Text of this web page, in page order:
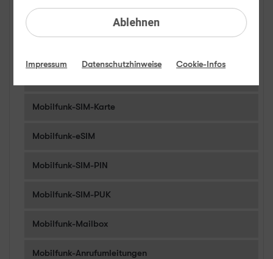
Mobilfunk-SIM-Karte
Mobilfunk-eSIM
Mobilfunk-SIM-PIN
Mobilfunk-SIM-PUK
Mobilfunk-Mailbox
Mobilfunk-Anrufumleitungen
Ablehnen
Impressum Datenschutzhinweise Cookie-Infos